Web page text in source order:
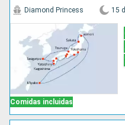
Comidas incluidas
Diamond Princess 15 d